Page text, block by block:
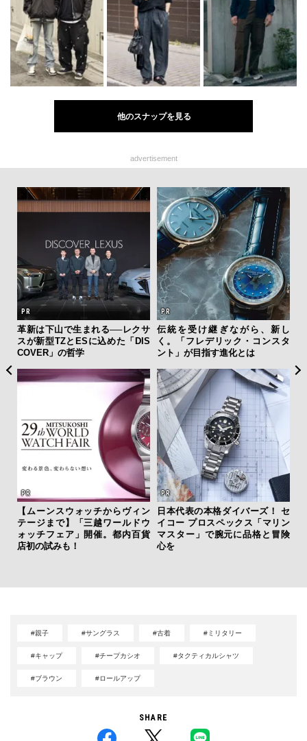
他のスナップを見る
advertisement
革新は下山で生まれる──レクサ
スが新型TZとESに込めた「DIS
COVER」の哲学
伝統を受け継ぎながら、新し
く。「フレデリック・コンスタ
ント」が目指す進化とは
【ムーンスウォッチからヴィン
テージまで】「三越ワールドウ
ォッチフェア」開催。都内百貨
店初の試みも！
日本代表の本格ダイバーズ！ セ
イコー プロスペックス「マリン
マスター」で腕元に品格と冒険
心を
#親子 #サングラス #古着 #ミリタリー
#キャップ #チープカシオ #タクティカルシャツ
#ブラウン #ロールアップ
SHARE